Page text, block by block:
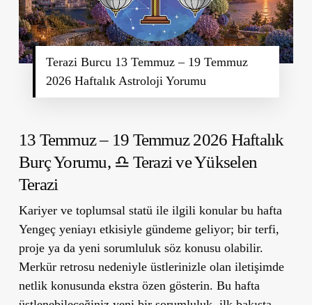
Terazi Burcu 13 Temmuz – 19 Temmuz
2026 Haftalık Astroloji Yorumu
13 Temmuz – 19 Temmuz 2026 Haftalık
Burç Yorumu, ♎ Terazi ve Yükselen
Terazi
Kariyer ve toplumsal statü ile ilgili konular bu hafta
Yengeç yeniayı etkisiyle gündeme geliyor; bir terfi,
proje ya da yeni sorumluluk söz konusu olabilir.
Merkür retrosu nedeniyle üstlerinizle olan iletişimde
netlik konusunda ekstra özen gösterin. Bu hafta